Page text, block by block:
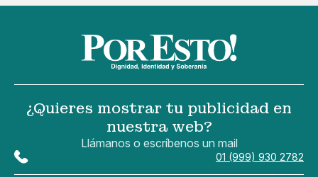
¿Quieres mostrar tu publicidad en
nuestra web?
Llámanos o escríbenos un mail
01 (999) 930 2782